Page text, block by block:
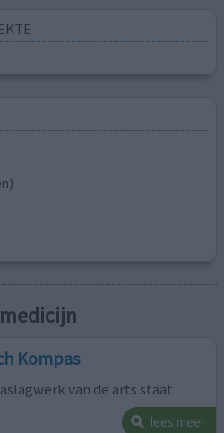
Kompas
van de arts staat
lees meer